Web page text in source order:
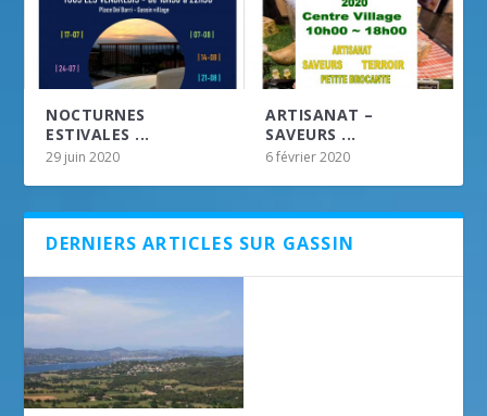
NOCTURNES
ESTIVALES ...
29 juin 2020
ARTISANAT –
SAVEURS ...
6 février 2020
DERNIERS ARTICLES SUR GASSIN